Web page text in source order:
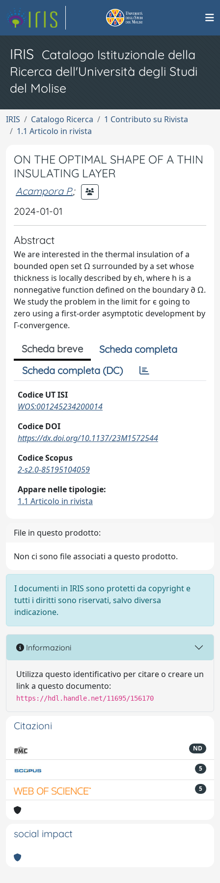
IRIS Catalogo Istituzionale della
Ricerca dell'Università degli Studi
del Molise
IRIS Catalogo Ricerca
1 Contributo su Rivista
1.1 Articolo in rivista
ON THE OPTIMAL SHAPE OF A THIN
INSULATING LAYER
Acampora P.;
2024-01-01
Abstract
We are interested in the thermal insulation of a
bounded open set Ω surrounded by a set whose
thickness is locally described by ϵh, where h is a
nonnegative function defined on the boundary ∂ Ω.
We study the problem in the limit for ϵ going to
zero using a first-order asymptotic development by
Γ-convergence.
Scheda breve
Scheda completa
Scheda completa (DC)
Codice UT ISI
WOS:001245234200014
Codice DOI
https://dx.doi.org/10.1137/23M1572544
Codice Scopus
2-s2.0-85195104059
Appare nelle tipologie:
1.1 Articolo in rivista
File in questo prodotto:
Non ci sono file associati a questo prodotto.
I documenti in IRIS sono protetti da copyright e
tutti i diritti sono riservati, salvo diversa
indicazione.
Informazioni
Utilizza questo identificativo per citare o creare un
link a questo documento:
https://hdl.handle.net/11695/156170
Citazioni
ND
5
5
social impact